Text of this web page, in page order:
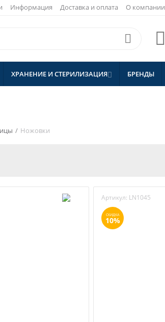
Информация Доставка и оплата О компании


ХРАНЕНИЕ И СТЕРИЛИЗАЦИЯ БРЕНДЫ
/ Ножовки
Артикул: LN1045
СКИДКА
10%